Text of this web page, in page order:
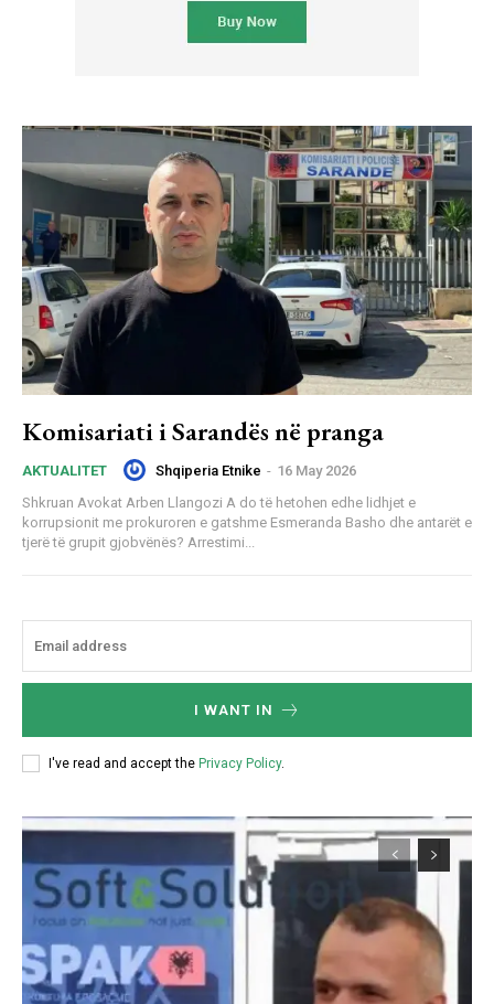
Komisariati i Sarandës në pranga
AKTUALITET Shqiperia Etnike - 16 May 2026
Shkruan Avokat Arben Llangozi A do të hetohen edhe lidhjet e
korrupsionit me prokuroren e gatshme Esmeranda Basho dhe antarët e
tjerë të grupit gjobvënës? Arrestimi...
I WANT IN
I've read and accept the Privacy Policy.